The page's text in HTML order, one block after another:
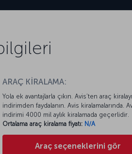
ARAÇ KİRALAMA:
Yola ek avantajlarla çıkın. Avis’ten araç
indirimden faydalanın. Avis kiralamalarında.
indirimi 4000 mil aylık kiralamada geçerlidir.
Ortalama araç kiralama fiyatı: N/A
Araç seçeneklerini gör